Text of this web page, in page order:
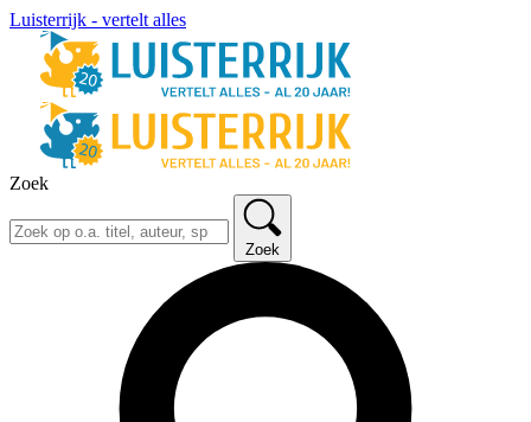
Luisterrijk - vertelt alles
Zoek
Zoek